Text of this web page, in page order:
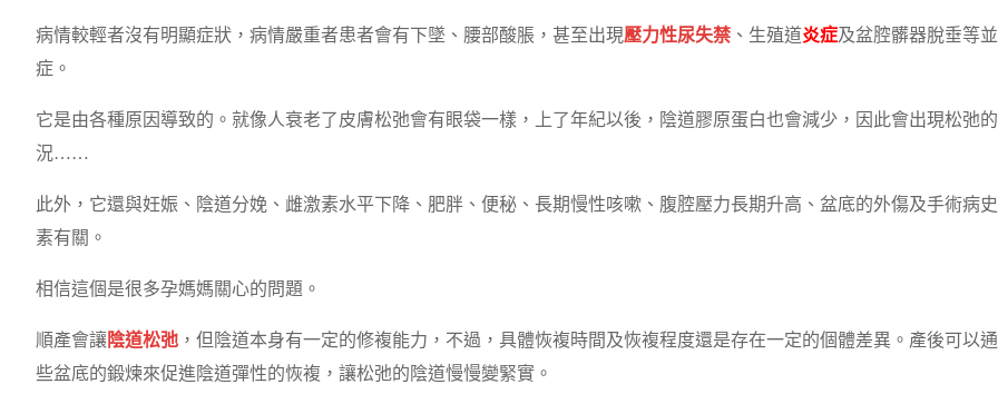
病情較輕者沒有明顯症狀，病情嚴重者患者會有下墜、腰部酸脹，甚至出現壓力性尿失禁 、生殖道炎症及盆腔髒器脫垂等
症。
它是由各種原因導致的。就像人衰老了皮膚松弛會有眼袋一樣，上了年紀以後，陰道膠原蛋白也會減少，因此會出現松弛
況……
此外，它還與妊娠、陰道分娩、雌激素水平下降、肥胖、便秘、長期慢性咳嗽、腹腔壓力長期升高、盆底的外傷及手術病
素有關。
相信這個是很多孕媽媽關心的問題。
順產會讓陰道松弛 ，但陰道本身有一定的修複能力，不過，具體恢複時間及恢複程度還是存在一定的個體差異。產後可以
些盆底的鍛煉來促進陰道彈性的恢複，讓松弛的陰道慢慢變緊實。